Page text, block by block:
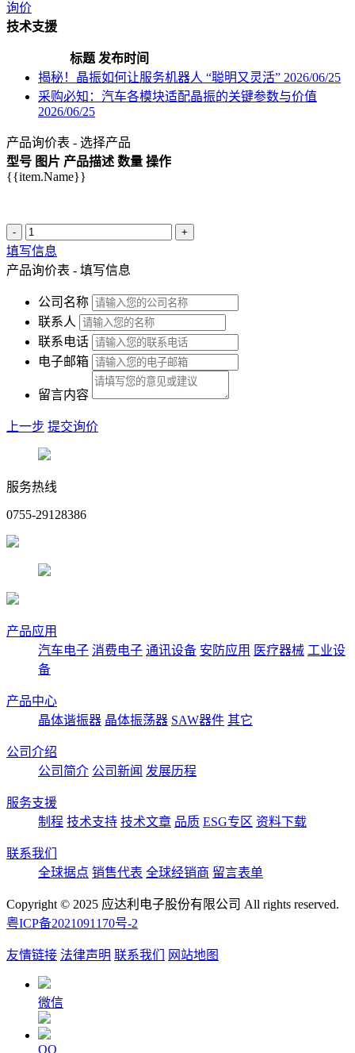
询价
技术支援
标题 发布时间
揭秘！晶振如何让服务机器人 “聪明又灵活” 2026/06/25
采购必知：汽车各模块适配晶振的关键参数与价值
2026/06/25
产品询价表 - 选择产品
型号 图片 产品描述 数量 操作
{{item.Name}}
- +
填写信息
产品询价表 - 填写信息
公司名称
联系人
联系电话
电子邮箱
留言内容
上一步 提交询价
服务热线
0755-29128386
产品应用
汽车电子 消费电子 通讯设备 安防应用 医疗器械 工业设
备
产品中心
晶体谐振器 晶体振荡器 SAW器件 其它
公司介绍
公司简介 公司新闻 发展历程
服务支援
制程 技术支持 技术文章 品质 ESG专区 资料下载
联系我们
全球据点 销售代表 全球经销商 留言表单
Copyright © 2025 应达利电子股份有限公司 All rights reserved.
粤ICP备2021091170号-2
友情链接 法律声明 联系我们 网站地图
微信
QQ